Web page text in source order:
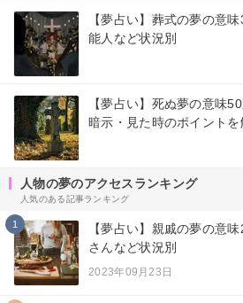
【夢占い】葬式の夢の意
能人など状況別
【夢占い】死ぬ夢の意味
暗示・見た時のポイントを
人物の夢のアクセスランキング
人気のある記事ランキング
1
【夢占い】親戚の夢の意
さんなど状況別
2023年09月23日